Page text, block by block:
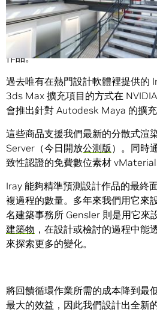
我們首度將 NVIDIA Iray 技術直接
築師，讓他們使用這項物理基礎渲
作品。
過去唯有在熱門設計軟體裡提供的
3ds Max 擴充項目的方式在 NVIDIA
會推出針對 Autodesk Maya 的擴充
這些商品支援我們最新的分散式渲
Server（今日開放公測版 ）。同時
致性認證的免費數位素材
Iray 能夠精準預測設計作品的最終
複過程的數量。多年來我們用它來
名建築事務所 Gensler 則是用它來
建築物 ，在設計或檢討的過程中能
來探索更多的變化。
將回饋循環作業所需的成本降到最
最大的效益，因此我們設計出全新